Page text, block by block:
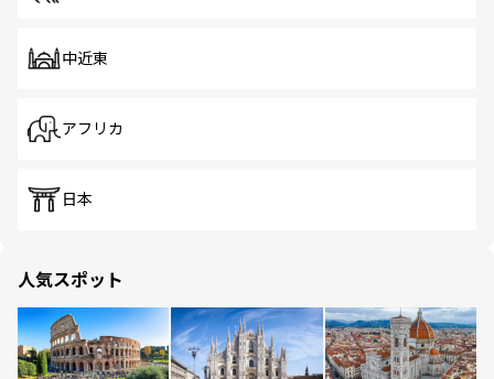
中近東
アフリカ
日本
人気スポット